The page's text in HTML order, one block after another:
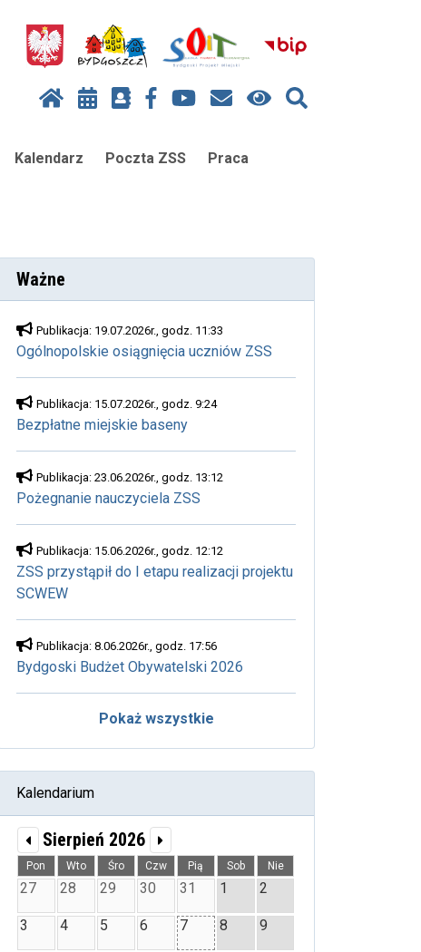
Kalendarz Poczta ZSS Praca
Ważne
Publikacja: 19.07.2026r., godz. 11:33
Ogólnopolskie osiągnięcia uczniów ZSS
Publikacja: 15.07.2026r., godz. 9:24
Bezpłatne miejskie baseny
Publikacja: 23.06.2026r., godz. 13:12
Pożegnanie nauczyciela ZSS
Publikacja: 15.06.2026r., godz. 12:12
ZSS przystąpił do I etapu realizacji projektu
SCWEW
Publikacja: 8.06.2026r., godz. 17:56
Bydgoski Budżet Obywatelski 2026
Pokaż wszystkie
Kalendarium
Sierpień 2026
Pon Wto Śro Czw Pią Sob Nie
27 28 29 30 31 1 2
3 4 5 6 7 8 9